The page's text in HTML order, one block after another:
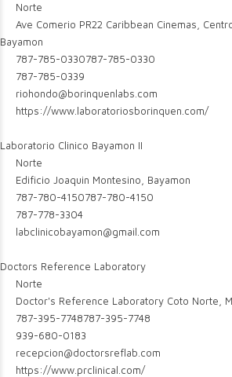
Norte
Ave Comerio PR22 Caribbean Cinemas,
Bayamon
787-785-0330787-785-0330
787-785-0339
riohondo@borinquenlabs.com
https://www.laboratoriosborinquen.com/
Laboratorio Clinico Bayamon II
Norte
Edificio Joaquin Montesino, Bayamon
787-780-4150787-780-4150
787-778-3304
labclinicobayamon@gmail.com
Doctors Reference Laboratory
Norte
Doctor's Reference Laboratory Coto Norte,
787-395-7748787-395-7748
939-680-0183
recepcion@doctorsreflab.com
https://www.prclinical.com/